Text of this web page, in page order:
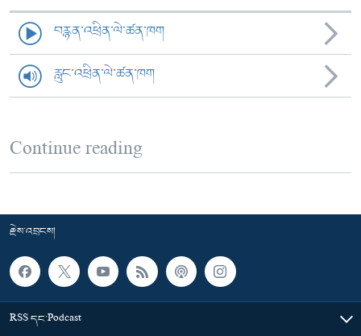
བརྙན་འཕྲིན་ལེ་ཚན་ཁག
རླུང་འཕྲིན་ལེ་ཚན་ཁག
Continue reading
རྗེས་འབྲངས།
RSS དང་Podcast